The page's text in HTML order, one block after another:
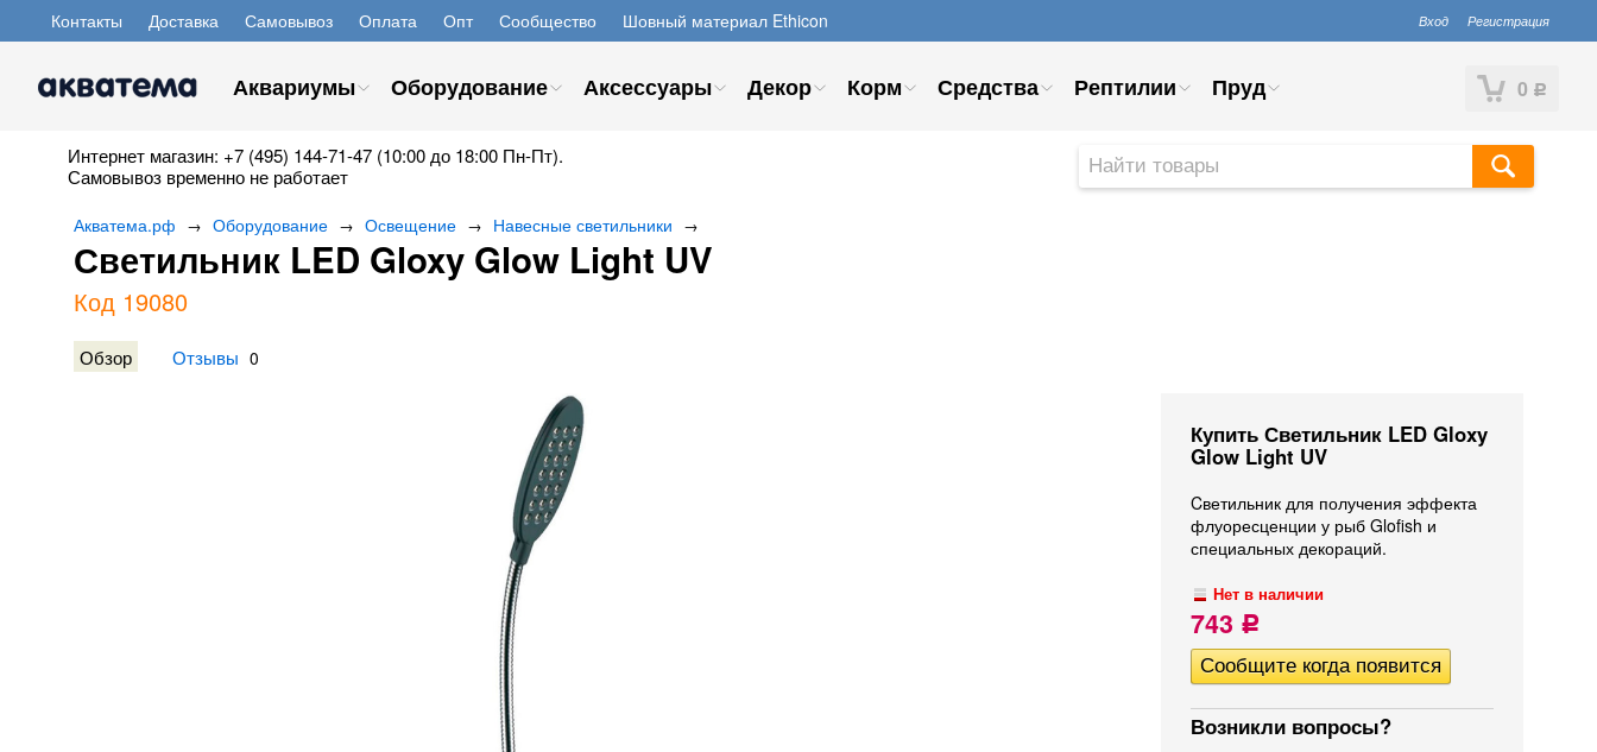
Контакты Доставка Самовывоз Оплата Опт Сообщество Шовный материал Ethicon Вход Регистрация
0 Р
Аквариумы Оборудование Аксессуары Декор Корм Средства Рептилии Пруд
Интернет магазин: +7 (495) 144-71-47 (10:00 до 18:00 Пн-Пт).
Самовывоз временно не работает
Акватема.рф → Оборудование → Освещение → Навесные светильники →
Светильник LED Gloxy Glow Light UV
Код 19080
Обзор Отзывы 0
Купить Светильник LED Gloxy
Glow Light UV
Cветильник для получения эффекта
флуоресценции у рыб Glofish и
специальных декораций.
Нет в наличии
743 Р
Возникли вопросы?